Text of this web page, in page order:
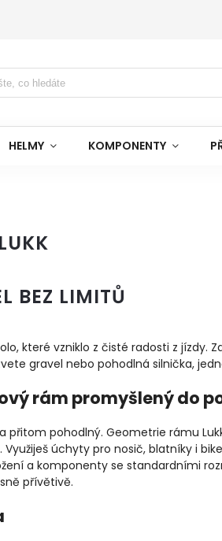
HELMY KOMPONENTY
BEZ LIMITŮ
které vzniklo z čisté radosti z
gravel nebo pohodlná silnička,
rám promyšlený do
přitom pohodlný. Geometrie rámu
úchyty pro nosič, blatníky i
a komponenty se standardními
přívětivě.